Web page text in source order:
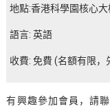
地點:香港科學園核心
語言: 英語
收費: 免費 (名額有限，
有興趣參加會員，請